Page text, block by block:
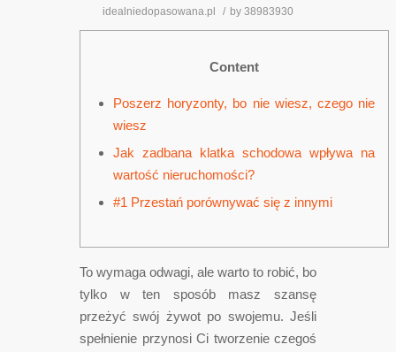
idealniedopasowana.pl
/ by 38983930
Content
Poszerz horyzonty, bo nie wiesz, czego nie
wiesz
Jak zadbana klatka schodowa wpływa na
wartość nieruchomości?
#1 Przestań porównywać się z innymi
To wymaga odwagi, ale warto to robić, bo
tylko w ten sposób masz szansę
przeżyć swój żywot po swojemu. Jeśli
spełnienie przynosi Ci tworzenie czegoś